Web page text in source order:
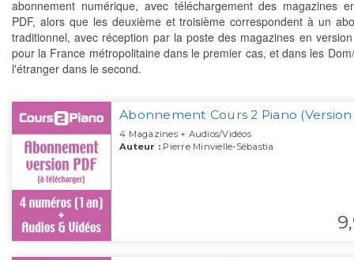
abonnement numérique, avec téléchargement des magazines
PDF, alors que les deuxième et troisième correspondent à un
traditionnel, avec réception par la poste des magazines en
pour la France métropolitaine dans le premier cas, et dans les
l'étranger dans le second.
Abonnement Cours 2 Piano (Version
4 Magazines + Audios/Vidéos
Auteur : Pierre Minvielle-Sébastia
9,